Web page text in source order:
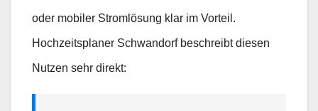
oder mobiler Stromlösung klar im Vorteil.
Hochzeitsplaner Schwandorf beschreibt diesen
Nutzen sehr direkt: